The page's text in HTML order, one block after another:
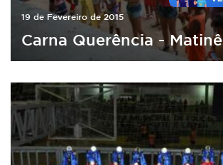
19 de Fevereiro de 2015
Carna Querência - Matinê